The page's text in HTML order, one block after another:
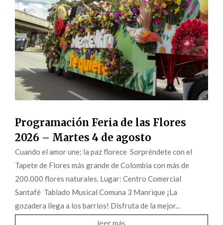
Programación Feria de las Flores
2026 – Martes 4 de agosto
Cuando el amor une; la paz florece Sorpréndete con el
Tapete de Flores más grande de Colombia con más de
200.000 flores naturales. Lugar: Centro Comercial
Santafé Tablado Musical Comuna 3 Manrique ¡La
gozadera llega a los barrios! Disfruta de la mejor...
leer más